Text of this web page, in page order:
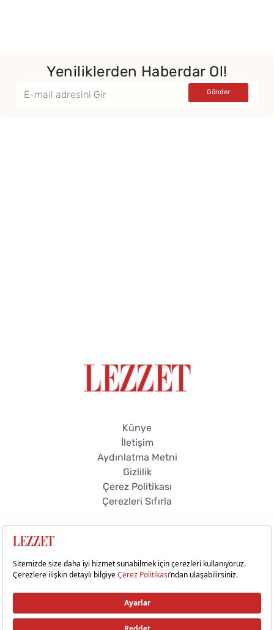
Yeniliklerden Haberdar Ol!
Künye
İletişim
Aydınlatma Metni
Gizlilik
Çerez Politikası
Çerezleri Sıfırla
© 2026 Lezzet Online. Tüm hakları saklıdır.